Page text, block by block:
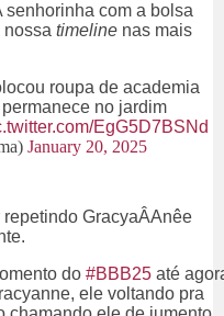
senhorinha com a bolsa
nossa timeline nas mais
roupa de academia
no jardim
EgG5D7BSNd
January 20, 2025
GracyaÂAnêe
do #BBB25 até
ele voltando pra